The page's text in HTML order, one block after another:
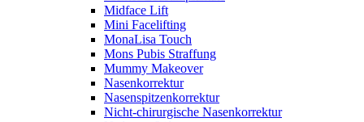
Midface Lift
Mini Facelifting
MonaLisa Touch
Mons Pubis Straffung
Mummy Makeover
Nasenkorrektur
Nasenspitzenkorrektur
Nicht-chirurgische Nasenkorrektur